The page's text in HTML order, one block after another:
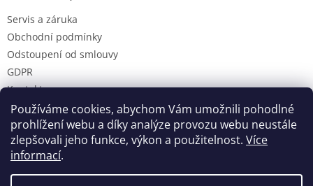
Používáme cookies, abychom Vám umožnili pohodlné
prohlížení webu a díky analýze provozu webu neustále
zlepšovali jeho funkce, výkon a použitelnost. Více
informací.
Servis a záruka
Obchodní podmínky
Odstoupení od smlouvy
GDPR
Kontakty
Vytvořil Shoptet